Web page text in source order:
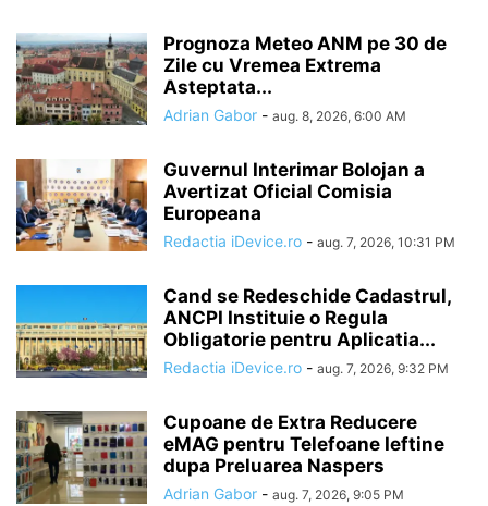
Prognoza Meteo ANM pe 30 de
Zile cu Vremea Extrema
Asteptata...
Adrian Gabor - aug. 8, 2026, 6:00 AM
Guvernul Interimar Bolojan a
Avertizat Oficial Comisia
Europeana
Redactia iDevice.ro - aug. 7, 2026, 10:31 PM
Cand se Redeschide Cadastrul,
ANCPI Instituie o Regula
Obligatorie pentru Aplicatia...
Redactia iDevice.ro - aug. 7, 2026, 9:32 PM
Cupoane de Extra Reducere
eMAG pentru Telefoane Ieftine
dupa Preluarea Naspers
Adrian Gabor - aug. 7, 2026, 9:05 PM